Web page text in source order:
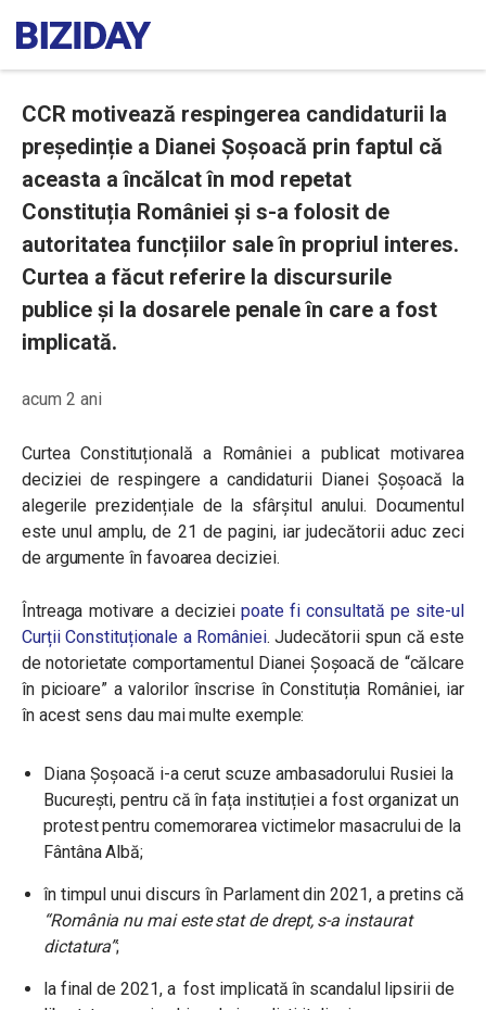
CCR motivează respingerea candidaturii la
președinție a Dianei Șoșoacă prin faptul că
aceasta a încălcat în mod repetat
Constituția României și s-a folosit de
autoritatea funcțiilor sale în propriul interes.
Curtea a făcut referire la discursurile
publice și la dosarele penale în care a fost
implicată.
acum 2 ani
Curtea Constituțională a României a publicat motivarea
deciziei de respingere a candidaturii Dianei Șoșoacă la
alegerile prezidențiale de la sfârșitul anului. Documentul
este unul amplu, de 21 de pagini, iar judecătorii aduc zeci
de argumente în favoarea deciziei.
Întreaga motivare a decizieipoate fi consultată pe site-ul
Curții Constituționale a României. Judecătorii spun că este
de notorietate comportamentul Dianei Șoșoacă de “călcare
în picioare” a valorilor înscrise în Constituția României, iar
în acest sens dau mai multe exemple:
Diana Șoșoacă i-a cerut scuze ambasadorului Rusiei la
București, pentru că în fața instituției a fost organizat un
protest pentru comemorarea victimelor masacrului de la
Fântâna Albă;
în timpul unui discurs în Parlament din 2021, a pretins că
“România nu mai este stat de drept, s-a instaurat
dictatura”;
la final de 2021, a fost implicată în scandalul lipsirii de